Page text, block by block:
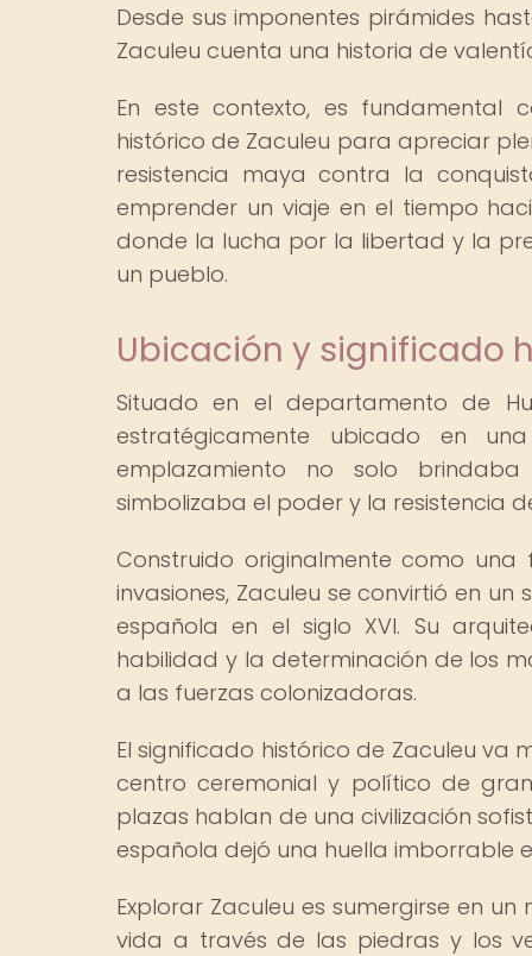
Desde sus imponentes pirámides
Zaculeu cuenta una historia de
En este contexto, es fundamental
histórico de Zaculeu para apreciar
resistencia maya contra la
emprender un viaje en el tiempo
donde la lucha por la libertad y la
un pueblo.
Ubicación y significado
Situado en el departamento de
estratégicamente ubicado en
emplazamiento no solo
simbolizaba el poder y la resistencia
Construido originalmente como
invasiones, Zaculeu se convirtió en
española en el siglo XVI. Su
habilidad y la determinación de los
a las fuerzas colonizadoras.
El significado histórico de Zaculeu va
centro ceremonial y político de
plazas hablan de una civilización
española dejó una huella imborrable
Explorar Zaculeu es sumergirse en
vida a través de las piedras y los